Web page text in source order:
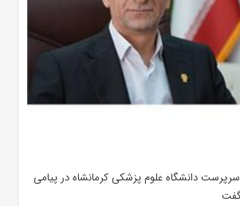
دانشگاه علوم پزشکی کرمانشاه در پیامی
گفت